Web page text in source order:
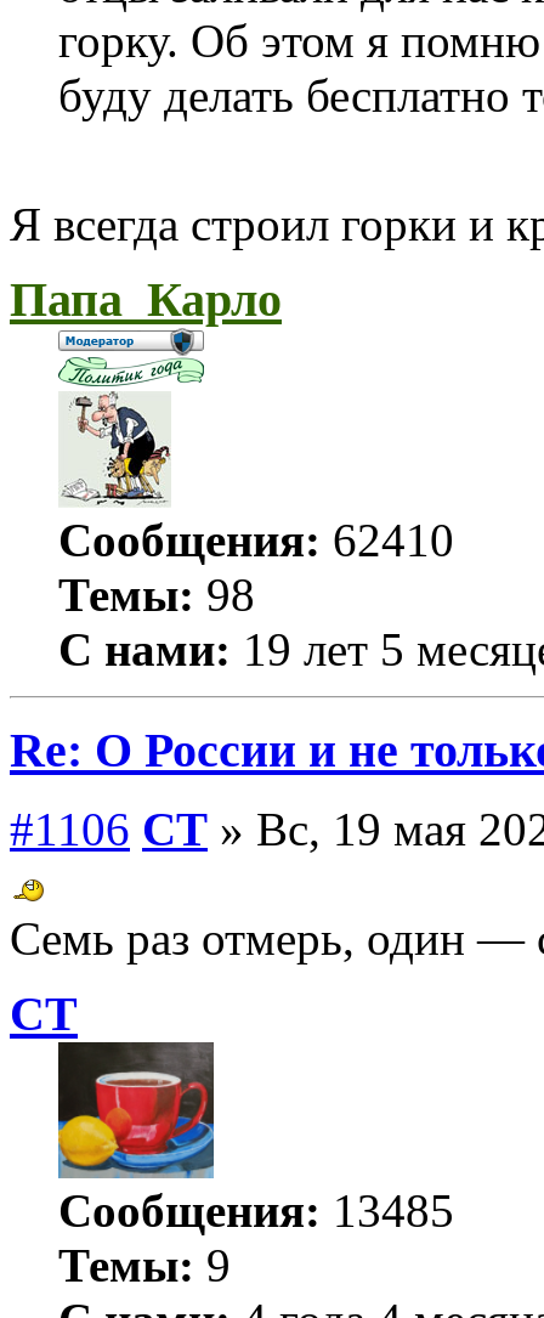
горку. Об этом я
буду делать
Я всегда строил горки и
Папа_Карло
Сообщения: 62410
Темы: 98
С нами: 19 лет 5
Re: О России и не
#1106 СТ » Вс, 19 мая
Семь раз отмерь, один —
СТ
Сообщения: 13485
Темы: 9